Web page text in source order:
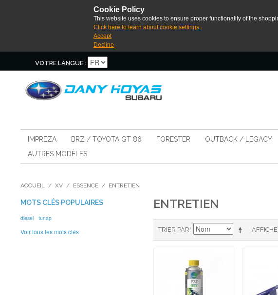
Cookie Policy
This website uses cookies to ensure proper functionality of the
Click here to learn about cookie settings.
Accept
Decline
VOTRE LANGUE :
IMPREZA BRZ / TOYOTA GT 86 FORESTER OUTBACK / LEGACY
AUTRES MODÈLES
ACCUEIL / XV / ESSENCE / ENTRETIEN
ENTRETIEN
TRIER PAR
MOTS CLÉS POPULAIRES
diesel tunap
Voir tous les mots clés